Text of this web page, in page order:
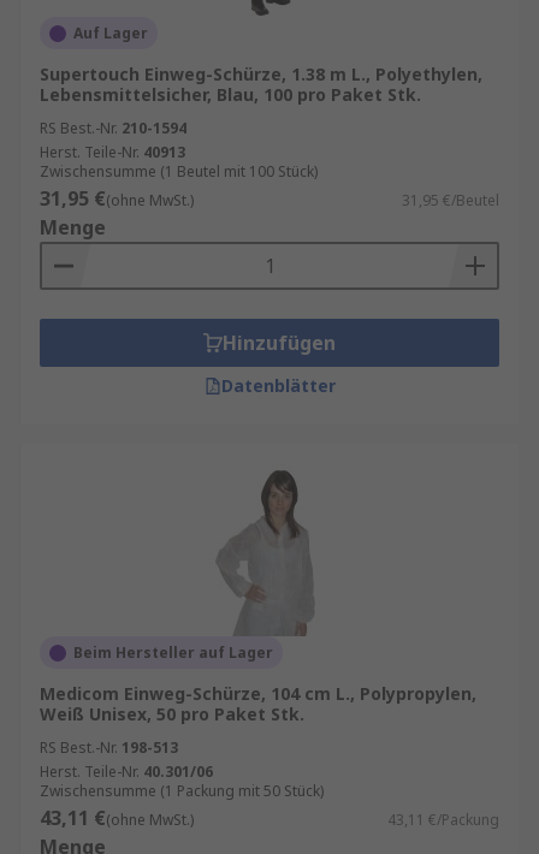
Auf Lager
Supertouch Einweg-Schürze, 1.38 m L., Polyethylen,
Lebensmittelsicher, Blau, 100 pro Paket Stk.
RS Best.-Nr. 210-1594
Herst. Teile-Nr. 40913
Zwischensumme (1 Beutel mit 100 Stück)
31,95 €(ohne MwSt.) 31,95 €/Beutel
Menge
Hinzufügen
Datenblätter
Beim Hersteller auf Lager
Medicom Einweg-Schürze, 104 cm L., Polypropylen,
Weiß Unisex, 50 pro Paket Stk.
RS Best.-Nr. 198-513
Herst. Teile-Nr. 40.301/06
Zwischensumme (1 Packung mit 50 Stück)
43,11 €(ohne MwSt.) 43,11 €/Packung
Menge